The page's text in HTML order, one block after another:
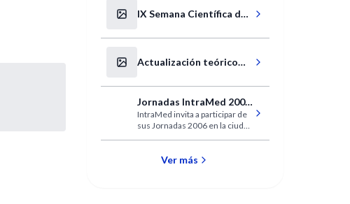
IX Semana Científica del
Zona 10
Actualización teórico
y Desastres
Jornadas IntraMed 2006
en Rosario
IntraMed invita a participar de
sus Jornadas 2006 en la ciudad
Agotadas.Ver más